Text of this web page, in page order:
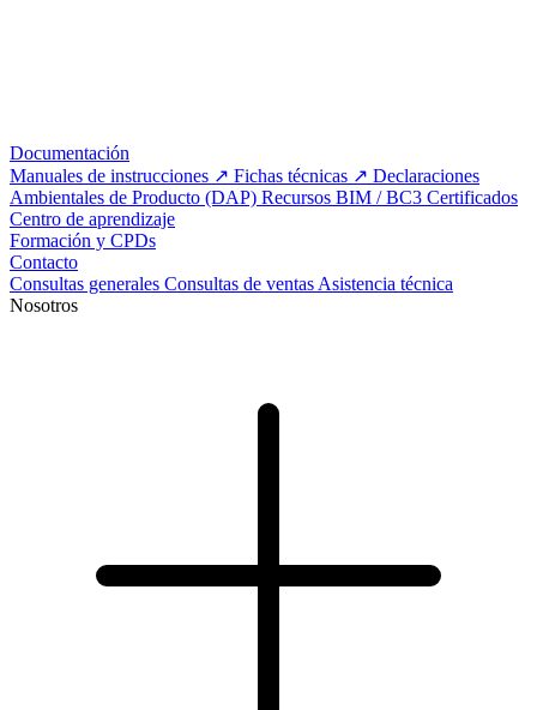
Documentación
Manuales de instrucciones
Fichas técnicas
Declaraciones
Ambientales de Producto (DAP) Recursos BIM / BC3 Certificados
Centro de aprendizaje
Formación y CPDs
Contacto
Consultas generales Consultas de ventas Asistencia técnica
Nosotros